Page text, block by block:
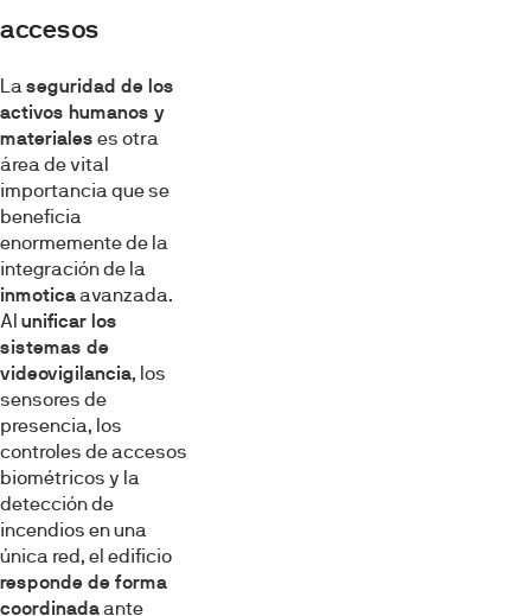
accesos
La seguridad de los
activos humanos y
materiales es otra
área de vital
importancia que se
beneficia
enormemente de la
integración de la
inmoticaavanzada.
Al unificar los
sistemas de
videovigilancia, los
sensores de
presencia, los
controles de accesos
biométricos y la
detección de
incendios en una
única red, el edificio
responde de forma
coordinadaante